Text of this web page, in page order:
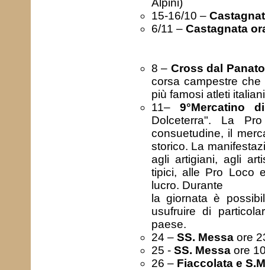
Alpini)
15-16/10 –
6/11 – Castagnata
8 – Cross dal
corsa campestre
più famosi atleti
11– 9°Mercatino
Dolceterra". La
consuetudine, il
storico. La
agli artigiani, agli
tipici, alle Pro Loco
lucro. Durante
la giornata è
usufruire di
paese.
24 – SS. Messaore
25 - SS. Messaore
26 – Fiaccolata e